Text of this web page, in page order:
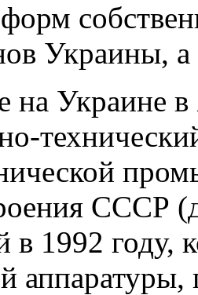
Украины,
на Украине в
СССР
в 1992 году,